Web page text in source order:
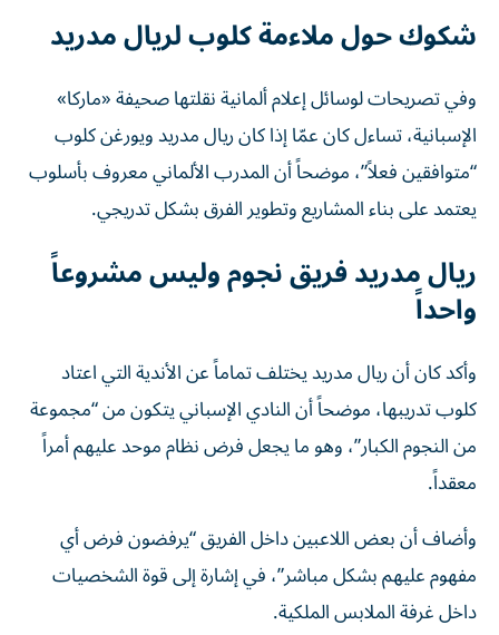
شكوك حول ملاءمة كلوب لريال مدريد
وفي تصريحات لوسائل إعلام ألمانية نقلتها صحيفة «ماركا»
الإسبانية، تساءل كان عمّا إذا كان ريال مدريد ويورغن كلوب
“متوافقين فعلاً”، موضحاً أن المدرب الألماني معروف بأسلوب
يعتمد على بناء المشاريع وتطوير الفرق بشكل تدريجي.
ريال مدريد فريق نجوم وليس مشروعاً
واحداً
وأكد كان أن ريال مدريد يختلف تماماً عن الأندية التي اعتاد
كلوب تدريبها، موضحاً أن النادي الإسباني يتكون من “مجموعة
من النجوم الكبار”، وهو ما يجعل فرض نظام موحد عليهم أمراً
معقداً.
وأضاف أن بعض اللاعبين داخل الفريق “يرفضون فرض أي
مفهوم عليهم بشكل مباشر”، في إشارة إلى قوة الشخصيات
داخل غرفة الملابس الملكية.